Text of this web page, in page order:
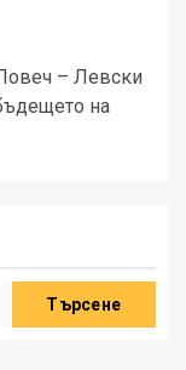
– Левски
на
Търсене